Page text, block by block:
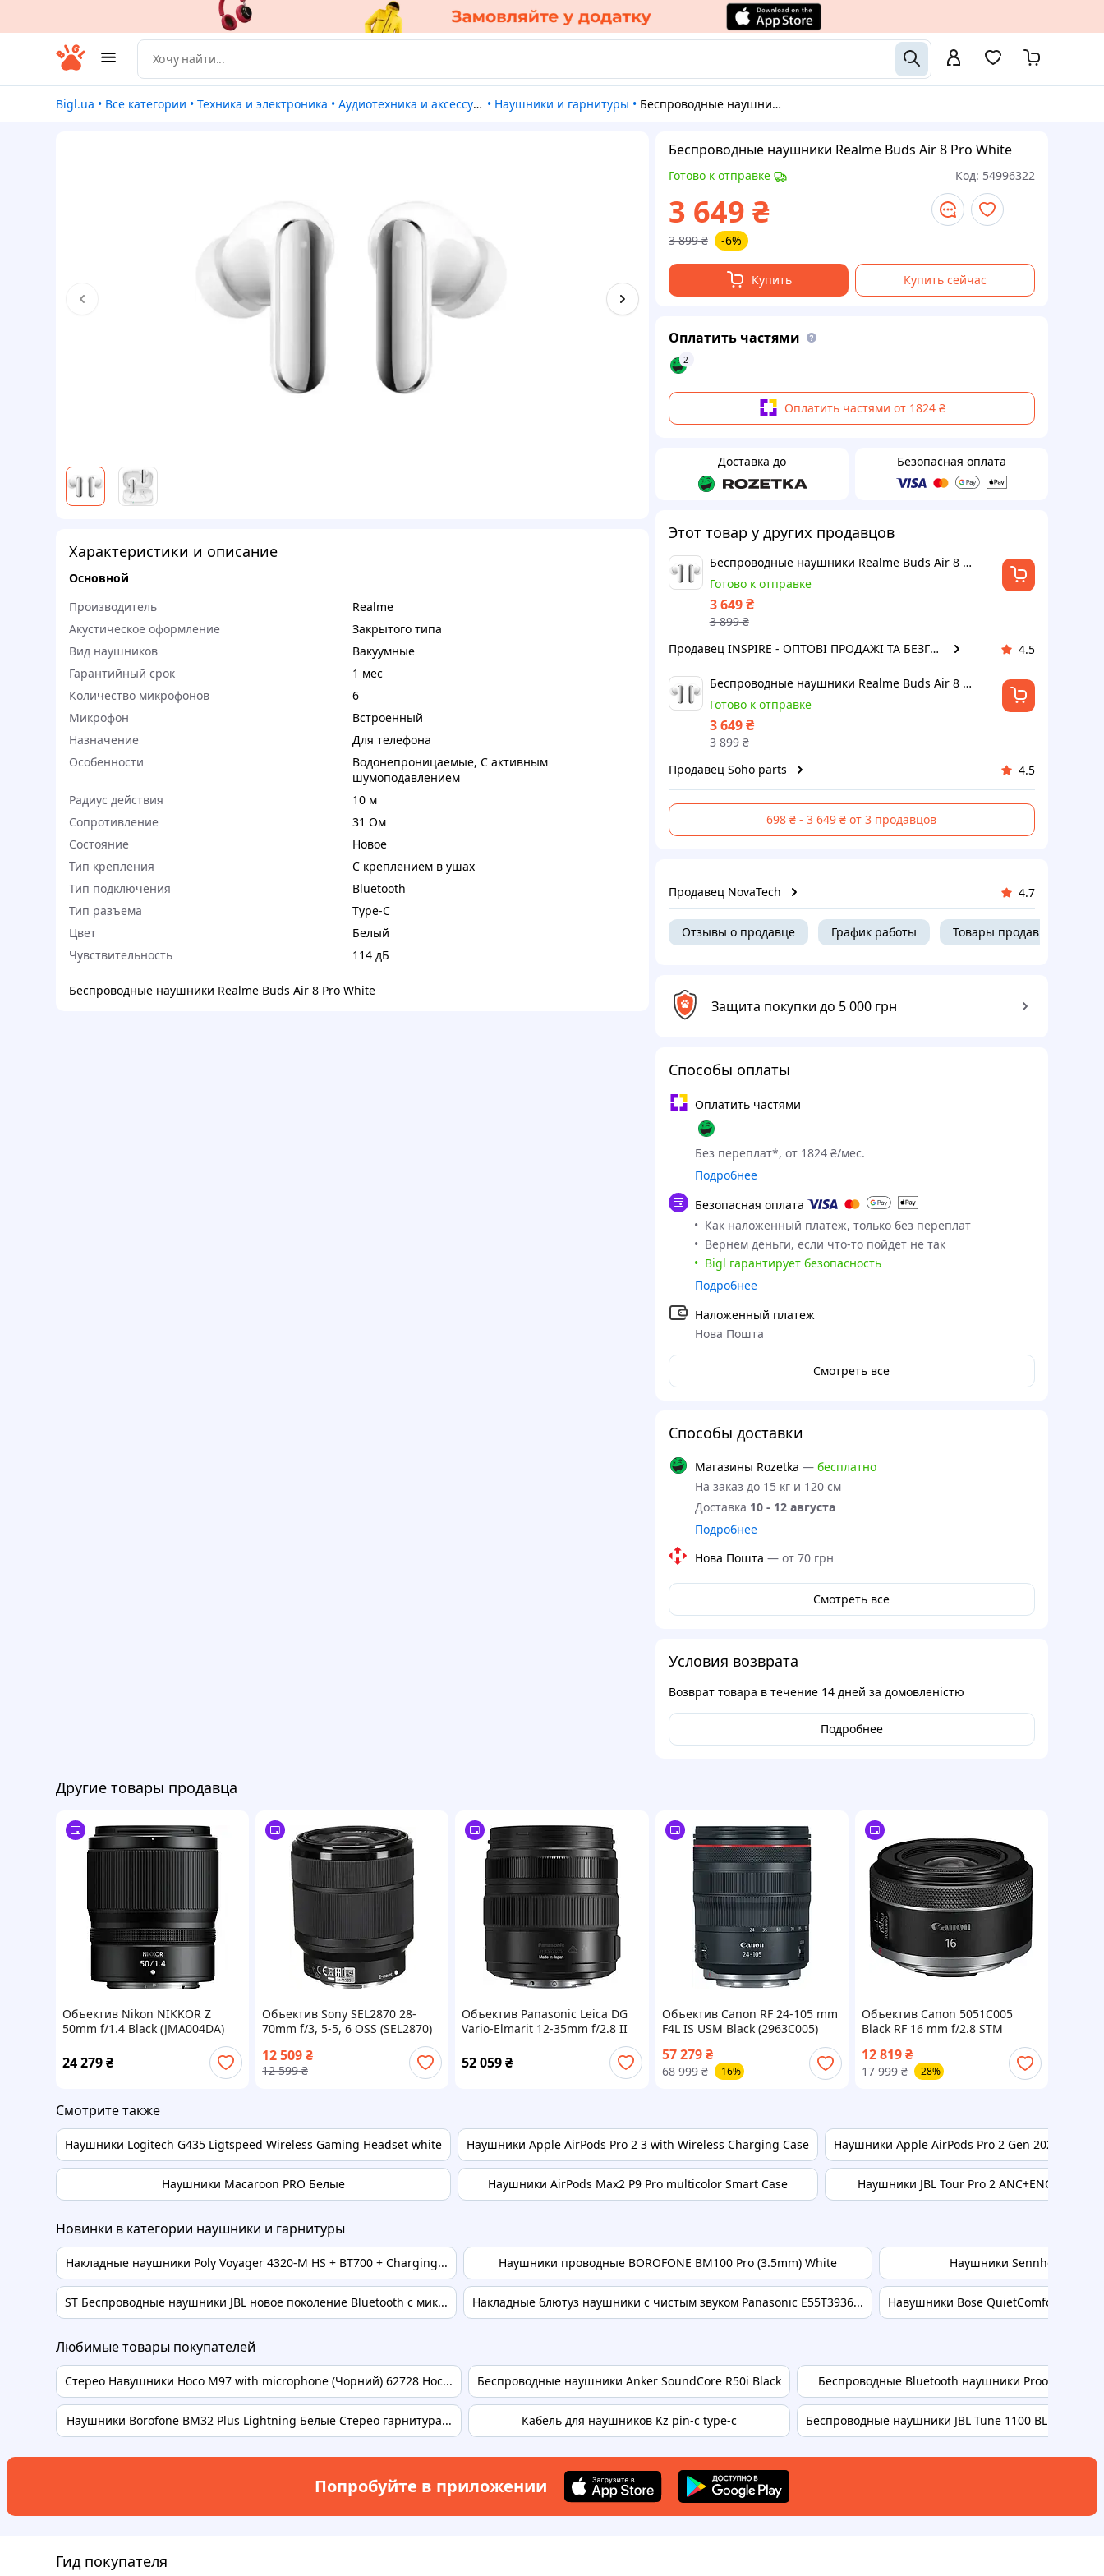
Bigl.ua • Все категории • Техника и электроника • Аудиотехника и аксессуары • Наушники и гарнитуры • Беспроводные наушники Realme Buds Air 8 Pro White
Характеристики и описание
Основной
Производитель
Realme
Акустическое оформление
Закрытого типа
Вид наушников
Вакуумные
Гарантийный срок
1 мес
Количество микрофонов
6
Микрофон
Встроенный
Назначение
Для телефона
Особенности
Водонепроницаемые, С активным
шумоподавлением
Радиус действия
10 м
Сопротивление
31 Ом
Состояние
Новое
Тип крепления
С креплением в ушах
Тип подключения
Bluetooth
Тип разъема
Type-C
Цвет
Белый
Чувствительность
114 дБ
Беспроводные наушники Realme Buds Air 8 Pro White
Беспроводные наушники Realme Buds Air 8 Pro White
Готово к отправке Код: 54996322
3 649 ₴
3 899 ₴ -6%
Купить Купить сейчас
Оплатить частями
2
Оплатить частями от 1824 ₴
Доставка до Безопасная оплата
Этот товар у других продавцов
Беспроводные наушники Realme Buds Air 8 Pro White
Готово к отправке
3 649 ₴
3 899₴
Продавец INSPIRE - ОПТОВІ ПРОДАЖІ ТА БЕЗГОТІВКА ДЛЯ БІЗНЕСУ
4.5
Беспроводные наушники Realme Buds Air 8 Pro White
Готово к отправке
3 649 ₴
3 899₴
Продавец Soho parts
4.5
698 ₴ - 3 649 ₴ от 3 продавцов
Продавец NovaTech 4.7
Отзывы о продавце График работы Товары продавца
Защита покупки до 5 000 грн
Способы оплаты
Оплатить частями
Без переплат*, от 1824 ₴/мес.
Подробнее
Безопасная оплата
Как наложенный платеж, только без переплат
Вернем деньги, если что-то пойдет не так
Bigl гарантирует безопасность
Подробнее
Наложенный платеж
Нова Пошта
Смотреть все
Способы доставки
Магазины Rozetka — бесплатно
На заказ до 15 кг и 120 см
Доставка 10 - 12 августа
Подробнее
Нова Пошта — от 70 грн
Смотреть все
Условия возврата
Возврат товара в течение 14 дней за домовленістю
Подробнее
Другие товары продавца
Объектив Nikon NIKKOR Z
50mm f/1.4 Black (JMA004DA)
24 279₴
Объектив Sony SEL2870 28-
70mm f/3, 5-5, 6 OSS (SEL2870)
12 509₴
12 599 ₴
Объектив Panasonic Leica DG
Vario-Elmarit 12-35mm f/2.8 II
ES12035E)
52 059₴
Объектив Canon RF 24-105 mm
F4L IS USM Black (2963C005)
57 279 ₴
68 999 ₴ -16%
Объектив Canon 5051C005
Black RF 16 mm f/2.8 STM
12 819₴
17 999 ₴ -28%
Смотрите также
Наушники Logitech G435 Ligtspeed Wireless Gaming Headset white
Наушники Macaroon PRO Белые
Наушники Apple AirPods Pro 2 3 with Wireless Charging Case
Наушники AirPods Max2 P9 Pro multicolor Smart Case
Наушники Apple AirPods Pro 2 Gen 2024 Type-
Наушники JBL Tour Pro 2 ANC+ENC с
Новинки в категории наушники и гарнитуры
Накладные наушники Poly Voyager 4320-M HS + BT700 + Charging...
ST Беспроводные наушники JBL новое поколение Bluetooth с мик...
Наушники проводные BOROFONE BM100 Pro (3.5mm) White
Накладные блютуз наушники с чистым звуком Panasonic E55T3936...
Наушники Sennheiser CX
Навушники Bose QuietComfort
Любимые товары покупателей
Стерео Навушники Hoco M97 with microphone (Чорний) 62728 Hoc...
Наушники Borofone BM32 Plus Lightning Белые Стерео гарнитура...
Беспроводные наушники Anker SoundCore R50i Black
Кабель для наушников Kz pin-c type-c
Беспроводные Bluetooth наушники Proove 70's
Беспроводные наушники JBL Tune 1100 BLUE
Попробуйте в приложении
Гид покупателя